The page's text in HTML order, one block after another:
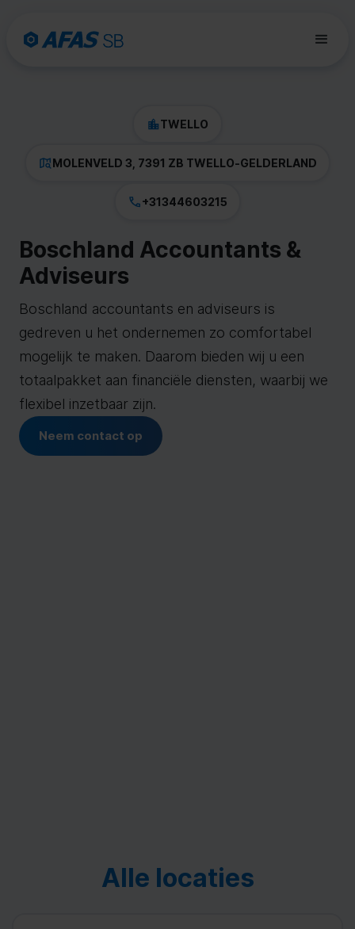
TWELLO
MOLENVELD 3, 7391 ZB TWELLO-GELDERLAND
+31344603215
Boschland Accountants &
Adviseurs
Boschland accountants en adviseurs is
gedreven u het ondernemen zo comfortabel
mogelijk te maken. Daarom bieden wij u een
totaalpakket aan financiële diensten, waarbij we
flexibel inzetbaar zijn.
Neem contact op
Alle locaties